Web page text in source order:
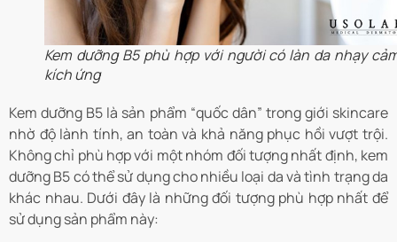
Kem dưỡng B5 phù hợp với người có làn da nhạy
kích ứng
Kem dưỡng B5 là sản phẩm “quốc dân” trong giới skincare
nhờ độ lành tính, an toàn và khả năng phục hồi vượt trội.
Không chỉ phù hợp với một nhóm đối tượng nhất định, kem
dưỡng B5 có thể sử dụng cho nhiều loại da và tình trạng da
khác nhau. Dưới đây là những đối tượng phù hợp nhất để
sử dụng sản phẩm này: